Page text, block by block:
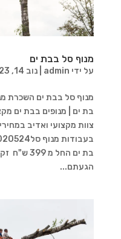
מנוף סל בבת ים
על ידי admin נוב 14, 2023
מנוף סל בבת ים השכרת
בת ים | מנופים בבת ים
צוות מקצועי ואדיב
בת ים החל
הגעתם...